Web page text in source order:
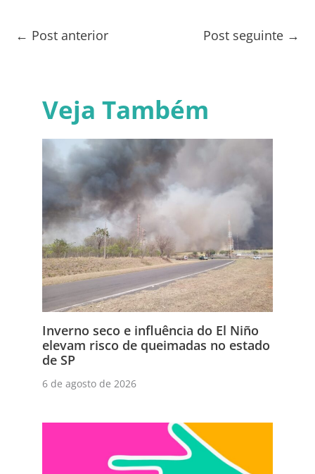
← Post anterior Post seguinte →
Veja Também
Inverno seco e influência do El Niño
elevam risco de queimadas no estado
de SP
6 de agosto de 2026